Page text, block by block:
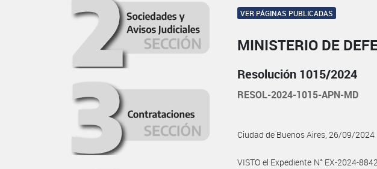
VER PÁGINAS PUBLICADAS
MINISTERIO DE
Resolución 1015/2024
RESOL-2024-1015-APN-MD
Ciudad de Buenos Aires, 26/09/2024
VISTO el Expediente N° EX-2024-